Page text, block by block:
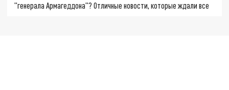
"генерала Армагеддона"? Отличные новости, которые ждали все